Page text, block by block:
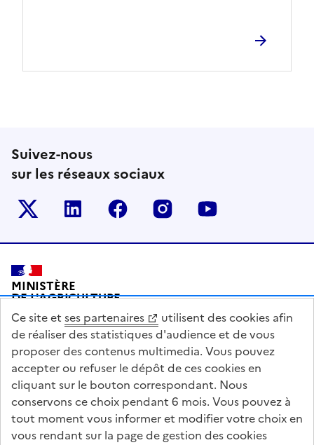
Suivez-nous
sur les réseaux sociaux
Le ministère sur Twitter
Le ministère sur LinkedIn
Le ministère sur Facebook
Le ministère sur
Pied de page
MINISTÈRE
DE L'AGRICULTURE
DE L'AGRO-ALIMENTAIRE
ET DE LA SOUVERAINETÉ
ALIMENTAIRE
legifrance.gouv.fr
info.gouv.fr
service-public.gouv.fr
data.gouv.fr
Ce site et ses partenaires
utilisent des cookies afin
de réaliser des statistiques d'audience et de vous
proposer des contenus multimedia. Vous pouvez
accepter ou refuser le dépôt de ces cookies en
cliquant sur le bouton correspondant. Nous
conservons ce choix pendant 6 mois. Vous pouvez à
tout moment vous informer et modifier votre choix en
vous rendant sur la page de gestion des cookies